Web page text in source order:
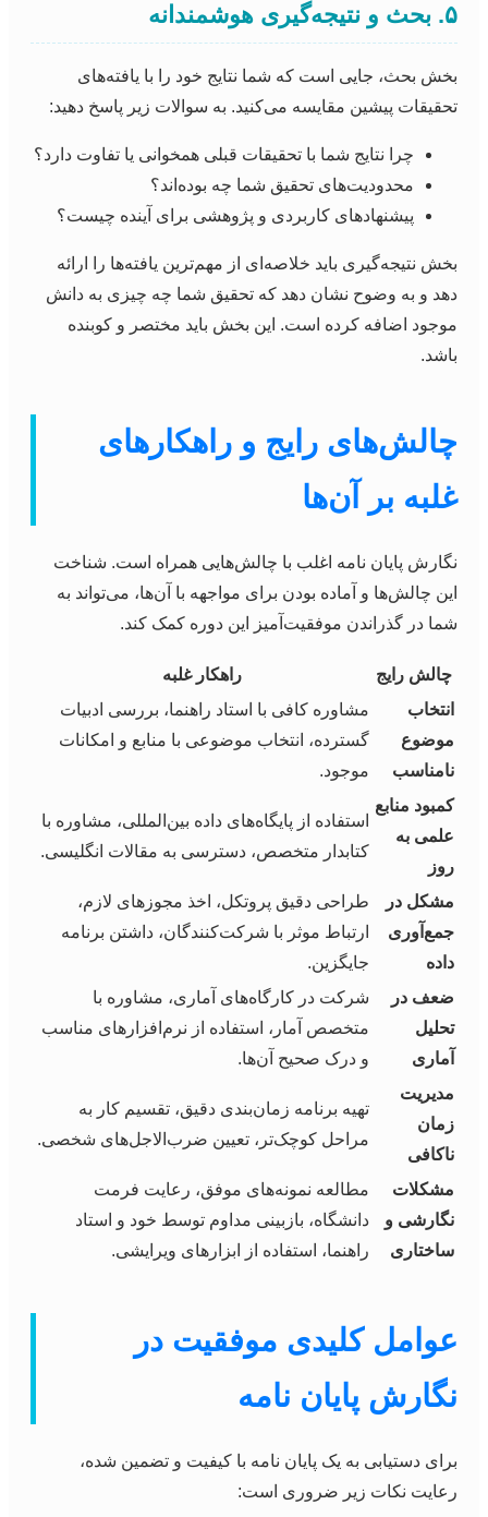
۵. بحث و نتیجه‌گیری هوشمندانه
بخش بحث، جایی است که شما نتایج خود را با یافته‌های
تحقیقات پیشین مقایسه می‌کنید. به سوالات زیر پاسخ دهید:
چرا نتایج شما با تحقیقات قبلی همخوانی یا تفاوت دارد؟
محدودیت‌های تحقیق شما چه بوده‌اند؟
پیشنهادهای کاربردی و پژوهشی برای آینده چیست؟
بخش نتیجه‌گیری باید خلاصه‌ای از مهم‌ترین یافته‌ها را ارائه
دهد و به وضوح نشان دهد که تحقیق شما چه چیزی به دانش
موجود اضافه کرده است. این بخش باید مختصر و کوبنده
باشد.
چالش‌های رایج و راهکارهای
غلبه بر آن‌ها
نگارش پایان نامه اغلب با چالش‌هایی همراه است. شناخت
این چالش‌ها و آماده بودن برای مواجهه با آن‌ها، می‌تواند به
شما در گذراندن موفقیت‌آمیز این دوره کمک کند.
چالش رایج
راهکار غلبه
انتخاب
موضوع
نامناسب
مشاوره کافی با استاد راهنما، بررسی ادبیات
گسترده، انتخاب موضوعی با منابع و امکانات
موجود.
کمبود منابع
علمی به
روز
استفاده از پایگاه‌های داده بین‌المللی، مشاوره با
کتابدار متخصص، دسترسی به مقالات انگلیسی.
مشکل در
جمع‌آوری
داده
طراحی دقیق پروتکل، اخذ مجوزهای لازم،
ارتباط موثر با شرکت‌کنندگان، داشتن برنامه
جایگزین.
ضعف در
تحلیل
آماری
شرکت در کارگاه‌های آماری، مشاوره با
متخصص آمار، استفاده از نرم‌افزارهای مناسب
و درک صحیح آن‌ها.
مدیریت
زمان
ناکافی
تهیه برنامه زمان‌بندی دقیق، تقسیم کار به
مراحل کوچک‌تر، تعیین ضرب‌الاجل‌های شخصی.
مشکلات
نگارشی و
ساختاری
مطالعه نمونه‌های موفق، رعایت فرمت
دانشگاه، بازبینی مداوم توسط خود و استاد
راهنما، استفاده از ابزارهای ویرایشی.
عوامل کلیدی موفقیت در
نگارش پایان نامه
برای دستیابی به یک پایان نامه با کیفیت و تضمین شده،
رعایت نکات زیر ضروری است: